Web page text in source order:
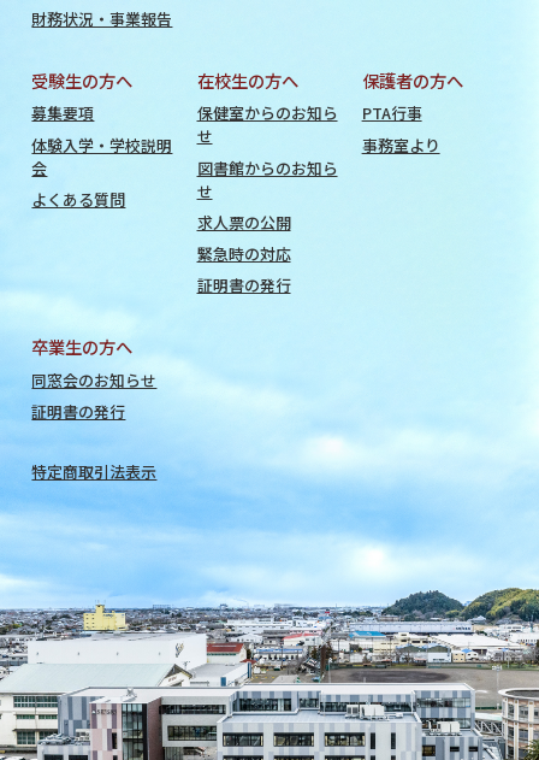
財務状況・事業報告
受験生の方へ
募集要項
体験入学・学校説明
会
よくある質問
在校生の方へ
保健室からのお知ら
せ
図書館からのお知ら
せ
求人票の公開
緊急時の対応
証明書の発行
保護者の方へ
PTA行事
事務室より
卒業生の方へ
同窓会のお知らせ
証明書の発行
特定商取引法表示